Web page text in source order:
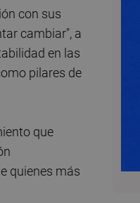
con sus
cambiar", a
en las
pilares de
que
quienes más